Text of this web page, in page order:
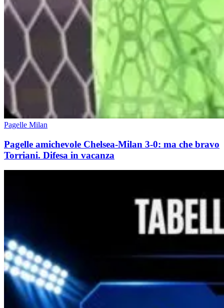
Pagelle Milan
Pagelle amichevole Chelsea-Milan 3-0: ma che bravo
Torriani. Difesa in vacanza